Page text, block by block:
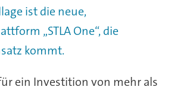
ist die neue,
„STLA One“, die
kommt.
ein Investition von mehr als